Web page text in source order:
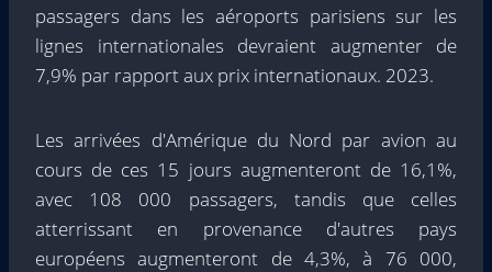
passagers dans les aéroports parisiens sur les
lignes internationales devraient augmenter de
7,9% par rapport aux prix internationaux. 2023.
Les arrivées d'Amérique du Nord par avion au
cours de ces 15 jours augmenteront de 16,1%,
avec 108 000 passagers, tandis que celles
atterrissant en provenance d'autres pays
européens augmenteront de 4,3%, à 76 000,